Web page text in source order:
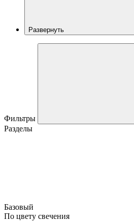
Развернуть
Фильтры
Разделы
Базовый
По цвету свечения